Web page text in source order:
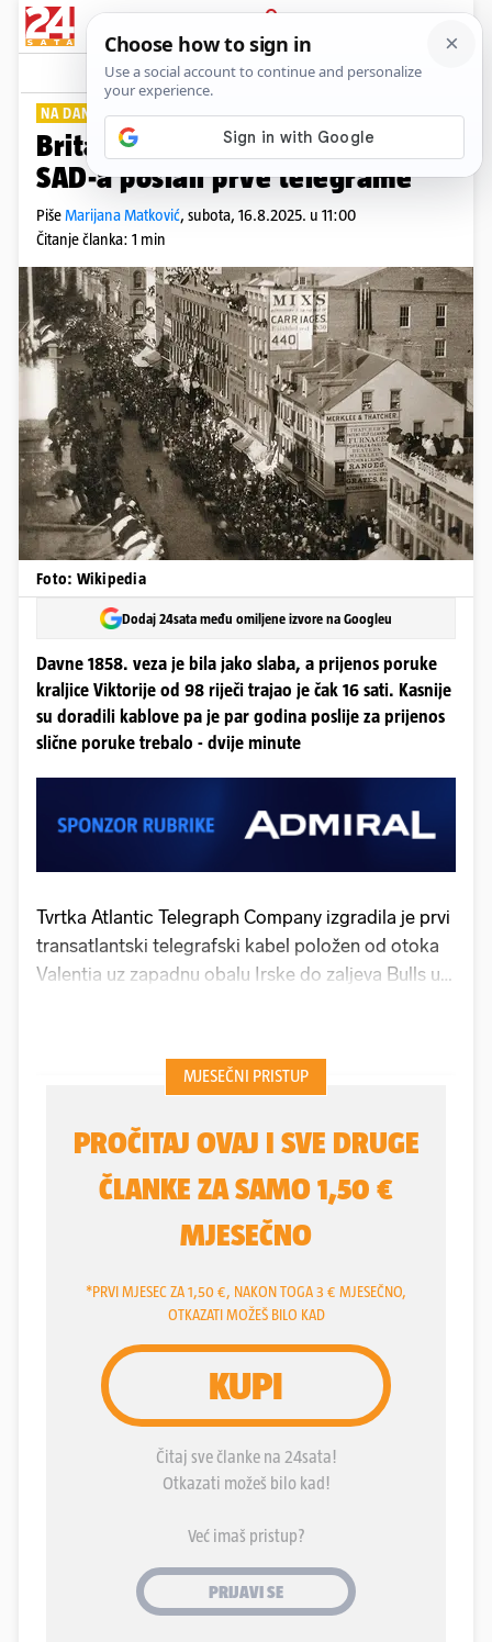
PRIJAVA
Lifestyle Komentari
NA DANAŠNJI DAN PLUS+
Britanska kraljica i predsjednik
SAD-a poslali prve telegrame
PišeMarijana Matković, subota, 16.8.2025. u 11:00
Čitanje članka: 1 min
Foto: Wikipedia
Dodaj 24sata među omiljene izvore na Googleu
Davne 1858. veza je bila jako slaba, a prijenos poruke
kraljice Viktorije od 98 riječi trajao je čak 16 sati. Kasnije
su doradili kablove pa je par godina poslije za prijenos
slične poruke trebalo - dvije minute
Tvrtka Atlantic Telegraph Company izgradila je prvi
transatlantski telegrafski kabel položen od otoka
Valentia uz zapadnu obalu Irske do zaljeva Bulls u
britanska kraljica Viktorija predsjedniku SAD-a
Jamesu Buchananu u ljetnu rezidenciju u hotelu
kojem izražava nadu da će telegrami biti "dodatna
veza između naroda čije je prijateljstvo utemeljeno
na zajedničkom interesu i uzajamnom poštovanju".